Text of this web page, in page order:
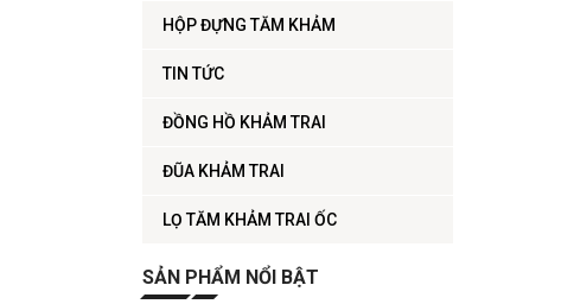
HỘP ĐỰNG TĂM KHẢM
TIN TỨC
ĐỒNG HỒ KHẢM TRAI
ĐŨA KHẢM TRAI
LỌ TĂM KHẢM TRAI ỐC
SẢN PHẨM NỔI BẬT